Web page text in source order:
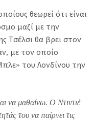
θεωρεί ότι είναι
μαζί με την
Τσέλσι θα βρει στον
με τον οποίο
του Λονδίνου την
να μαθαίνω. Ο Ντιντιέ
του να παίρνει τις